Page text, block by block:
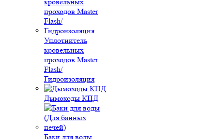
Уплотнитель
кровельных
проходов Master
Flash/
Гидроизоляция
Дымоходы КПД
Баки для воды